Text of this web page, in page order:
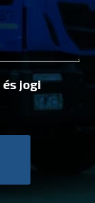
jogi